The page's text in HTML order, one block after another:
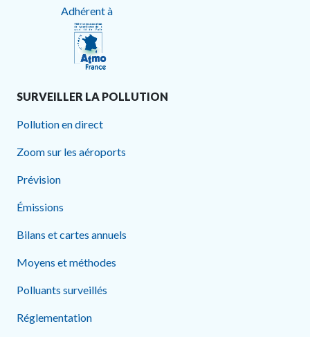
Adhérent à
SURVEILLER LA POLLUTION
Pollution en direct
Zoom sur les aéroports
Prévision
Émissions
Bilans et cartes annuels
Moyens et méthodes
Polluants surveillés
Réglementation